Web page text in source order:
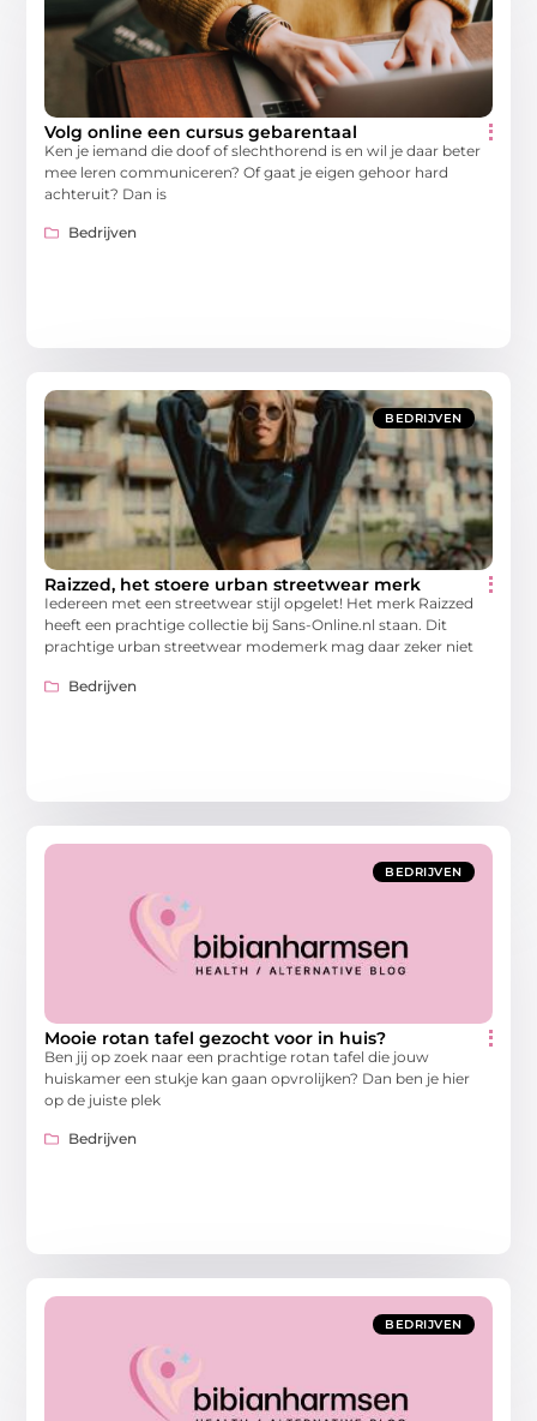
Volg online een cursus gebarentaal
Ken je iemand die doof of slechthorend is en wil je daar beter
mee leren communiceren? Of gaat je eigen gehoor hard
achteruit? Dan is
Bedrijven
BEDRIJVEN
Raizzed, het stoere urban streetwear merk
Iedereen met een streetwear stijl opgelet! Het merk Raizzed
heeft een prachtige collectie bij Sans-Online.nl staan. Dit
prachtige urban streetwear modemerk mag daar zeker niet
Bedrijven
BEDRIJVEN
Mooie rotan tafel gezocht voor in huis?
Ben jij op zoek naar een prachtige rotan tafel die jouw
huiskamer een stukje kan gaan opvrolijken? Dan ben je hier
op de juiste plek
Bedrijven
BEDRIJVEN